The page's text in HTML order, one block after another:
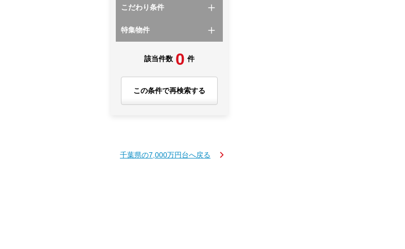
こだわり条件
特集物件
該当件数 0 件
この条件で再検索する
千葉県の7,000万円台へ戻る